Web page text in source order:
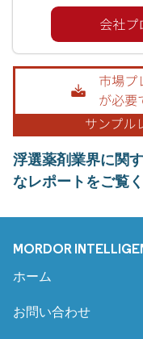
浮選薬剤業界に関
なレポートをご覧
MORDOR
ホーム
お問い合わせ